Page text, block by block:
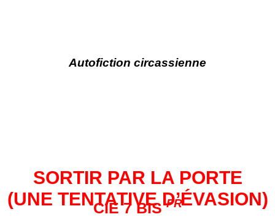
Autofiction circassienne
SORTIR PAR LA PORTE
(UNE TENTATIVE D’ÉVASION)
CIE 7 BISFR